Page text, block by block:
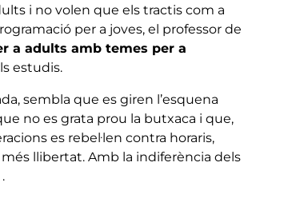
i no volen que els tractis com a
per a joves, el professor de
a adults amb temes per a
estudis.
sembla que es giren l’esquena
no es grata prou la butxaca i que,
es rebel·len contra horaris,
llibertat. Amb la indiferència dels